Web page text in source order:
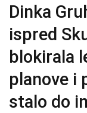
Dinka
ispred
blokirala
planove i
stalo do